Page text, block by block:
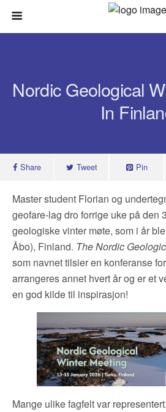
Nordic Geological
In
Share Tweet Pin
Master student Florian og
geofare-lag dro forrige uke på den
geologiske vinter møte, som i år
Åbo), Finland. The Nordic
som navnet tilsier en konferanse
arrangeres annet hvert år og er et
en god kilde til inspirasjon!
Mange ulike fagfelt var